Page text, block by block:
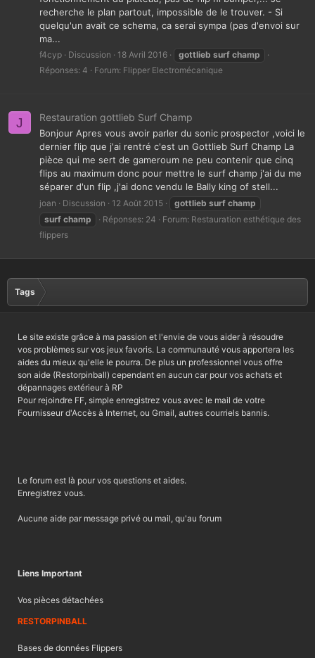
recherche le plan partout, impossible de le trouver. - Si
quelqu'un avait ce schema, ca serai sympa (pas d'envoi sur
ma...
f4cyp Discussion 18 Avril 2016 gottlieb surf champ
Réponses: 4
Forum: Flipper Electromécanique
J Restauration gottlieb Surf Champ
Bonjour Apres vous avoir parler du sonic prospector ,voici le
dernier flip que j'ai rentré c'est un Gottlieb Surf Champ La
pièce qui me sert de gameroum ne peu contenir que cinq
flips au maximum donc pour mettre le surf champ j'ai du me
séparer d'un flip ,j'ai donc vendu le Bally king of stell...
joan Discussion 12 Août 2015 gottlieb surf champ
surf champ Réponses: 24 Forum: Restauration esthétique des
flippers
Tags
Le site existe grâce à ma passion et l'envie de vous aider à résoudre
vos problèmes sur vos jeux favoris. La communauté vous apportera les
aides du mieux qu'elle le pourra. De plus un professionnel vous offre
son aide (Restorpinball) cependant en aucun car pour vos achats et
dépannages extérieur à RP
Pour rejoindre FF, simple enregistrez vous avec le mail de votre
Fournisseur d'Accès à Internet, ou Gmail, autres courriels bannis.
Le forum est là pour vos questions et aides.
Enregistrez vous.
Aucune aide par message privé ou mail, qu'au forum
Liens Important
Vos pièces détachées
RESTORPINBALL
Bases de données Flippers